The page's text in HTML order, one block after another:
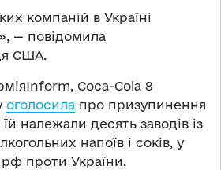
компаній в Україні
— повідомила
США.
Coca-Cola 8
оголосила про призупинення
їй належали десять заводів із
напоїв і соків, у
рф проти України.